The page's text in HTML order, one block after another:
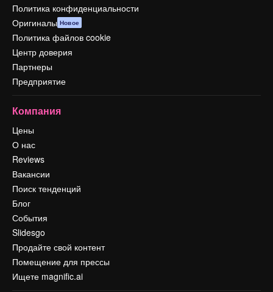
Политика конфиденциальности
Оригиналы Новое
Политика файлов cookie
Центр доверия
Партнеры
Предприятие
Компания
Цены
О нас
Reviews
Вакансии
Поиск тенденций
Блог
События
Slidesgo
Продайте свой контент
Помещение для прессы
Ищете magnific.ai